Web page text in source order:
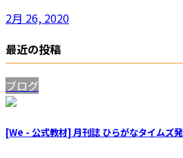
2月 26, 2020
最近の投稿
ブログ
[We - 公式教材] 月刊誌 ひらがなタイムズ